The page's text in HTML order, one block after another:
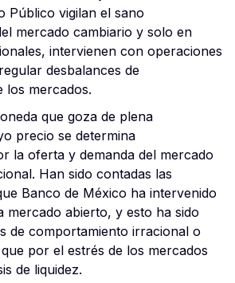
Público vigilan el sano
mercado cambiario y solo en
intervienen con operaciones
desbalances de
los mercados.
que goza de plena
precio se determina
la oferta y demanda del mercado
Han sido contadas las
Banco de México ha intervenido
mercado abierto, y esto ha sido
de comportamiento irracional o
por el estrés de los mercados
de liquidez.